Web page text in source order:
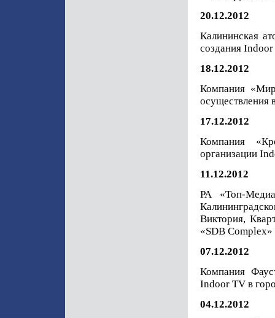
20.12.2012
Калининская
создания
18.12.2012
Компания
осуществления
17.12.2012
Компания
организации
11.12.2012
РА «Топ-
Виктория,
«SDB Complex»
07.12.2012
Компания
Indoor TV в
04.12.2012